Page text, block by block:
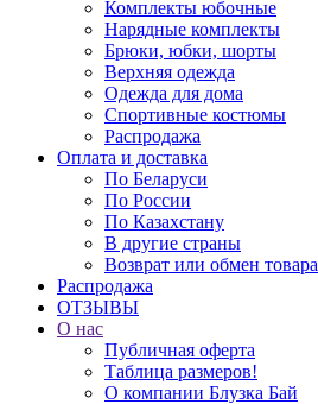
Комплекты юбочные
Нарядные комплекты
Брюки, юбки, шорты
Верхняя одежда
Одежда для дома
Спортивные костюмы
Распродажа
Оплата и доставка
По Беларуси
По России
По Казахстану
В другие страны
Возврат или обмен товара
Распродажа
ОТЗЫВЫ
О нас
Публичная оферта
Таблица размеров!
О компании Блузка Бай